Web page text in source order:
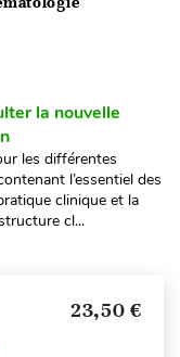
la nouvelle
les différentes
l’essentiel des
clinique et la
cl...
23,50 €